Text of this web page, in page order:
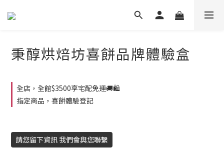
秉醇烘焙坊喜餅品牌體驗盒
全店，全館$3500享宅配免運🚚🛍️
指定商品，喜餅體驗登記
請您留下資訊 我們會與您聯繫